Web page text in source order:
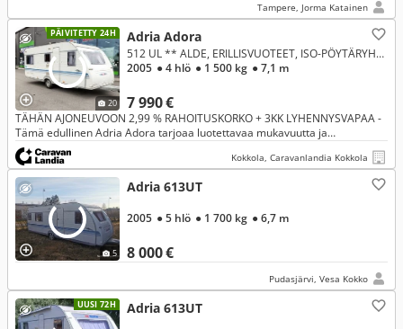
Tampere, Jorma Katainen
PÄIVITETTY 24H
20
Adria Adora
7 990 €
512 UL ** ALDE, ERILLISVUOTEET, ISO-PÖYTÄRYHMÄ **
2005 ● 4 hlö ● 1 500 kg ● 7,1 m
TÄHÄN AJONEUVOON 2,99 % RAHOITUSKORKO + 3KK LYHENNYSVAPAA -
Tämä edullinen Adria Adora tarjoaa luotettavaa mukavuutta ja
reissaamisen vapautta fiksuun hintaan! Nauti helposta lomailusta ja
käytännölli
Kokkola, Caravanlandia Kokkola
5
Adria 613UT
8 000 €
2005 ● 5 hlö ● 1 700 kg ● 6,7 m
Pudasjärvi, Vesa Kokko
UUSI 72H Adria 613UT